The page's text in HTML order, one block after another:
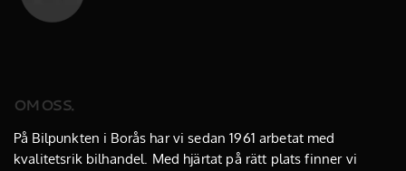
OM OSS.
På Bilpunkten i Borås har vi sedan 1961 arbetat med
kvalitetsrik bilhandel. Med hjärtat på rätt plats finner vi